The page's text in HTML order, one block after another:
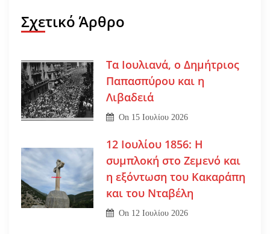
Σχετικό Άρθρο
Τα Ιουλιανά, ο Δημήτριος
Παπασπύρου και η
Λιβαδειά
On 15 Ιουλίου 2026
12 Ιουλίου 1856: Η
συμπλοκή στο Ζεμενό και
η εξόντωση του Κακαράπη
και του Νταβέλη
On 12 Ιουλίου 2026